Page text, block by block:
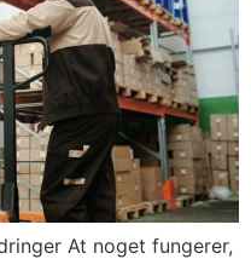
At noget fungerer,